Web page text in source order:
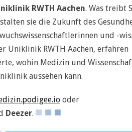
RWTH Aachen. Was treibt
sie die Zukunft des
und -
Uniklinik RWTH Aachen, erfahren
wohin Medizin und
aussehen kann.
oder
Deezer.